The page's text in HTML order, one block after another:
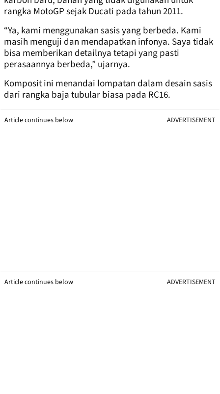
rangka MotoGP sejak Ducati pada tahun 2011.
“Ya, kami menggunakan sasis yang berbeda. Kami
masih menguji dan mendapatkan infonya. Saya tidak
bisa memberikan detailnya tetapi yang pasti
perasaannya berbeda,” ujarnya.
Komposit ini menandai lompatan dalam desain sasis
dari rangka baja tubular biasa pada RC16.
Article continues below ADVERTISEMENT
Article continues below ADVERTISEMENT